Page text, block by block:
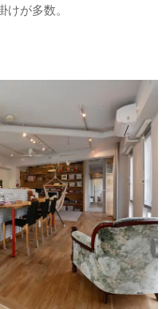
が多数。